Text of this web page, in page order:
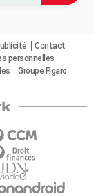
Contact
personnelles
Groupe Figaro